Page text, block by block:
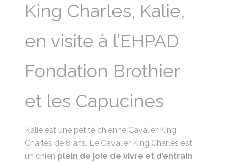
King Charles, Kalie,
en visite à l’EHPAD
Fondation Brothier
et les Capucines
Kalie est une petite chienne Cavalier King
Charles de 8 ans. Le Cavalier King Charles est
un chien plein de joie de vivre et d’entrain